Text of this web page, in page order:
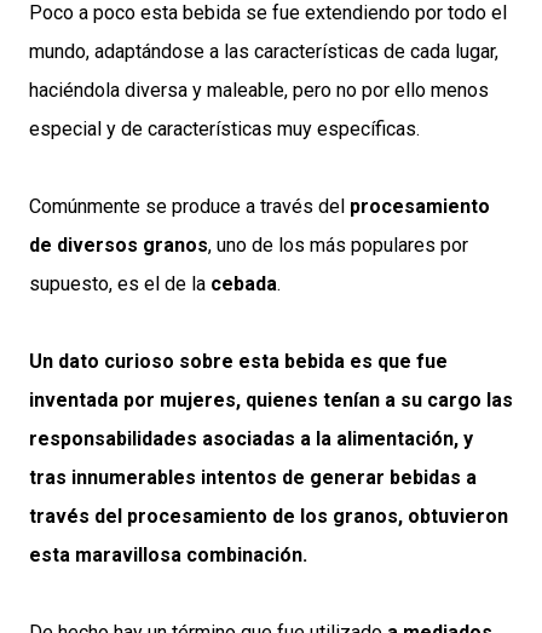
Poco a poco esta bebida se fue extendiendo por todo el
mundo, adaptándose a las características de cada lugar,
haciéndola diversa y maleable, pero no por ello menos
especial y de características muy específicas.
Comúnmente se produce a través del procesamiento
de diversos granos, uno de los más populares por
supuesto, es el de la cebada.
Un dato curioso sobre esta bebida es que fue
inventada por mujeres, quienes tenían a su cargo las
responsabilidades asociadas a la alimentación, y
tras innumerables intentos de generar bebidas a
través del procesamiento de los granos, obtuvieron
esta maravillosa combinación.